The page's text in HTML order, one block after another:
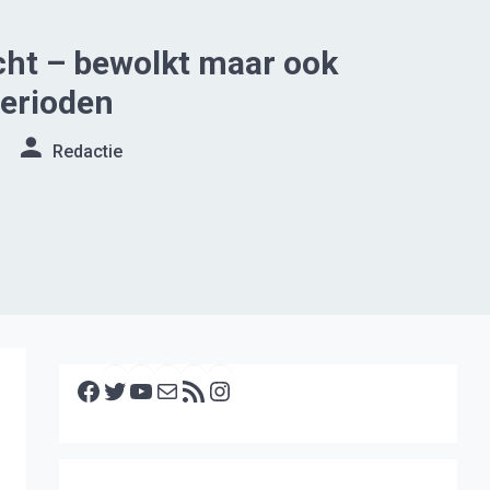
– bewolkt maar ook
Redactie
Facebook Twitter YouTube E-mail RSS feed